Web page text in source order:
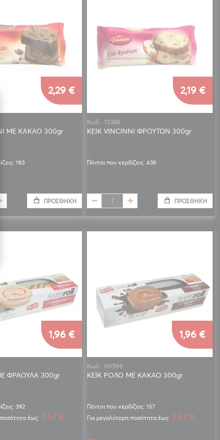
ΜΕ ΚΑΚΑΟ 300gr
183
2,29 €
ΠΡΟΣΘΉΚΗ
Κωδ.: 13388
ΚΕΙΚ VINCINNI ΦΡΟΥΤΩΝ 300gr
Πόντοι που κερδίζεις: 438
2,19 €
ΠΡΟΣΘΉΚΗ
ΦΡΑΟΥΛΑ 300gr
392
1,96 €
έως: 1,67 €
Κωδ.: 09596
ΚΕΪΚ ΡΟΛΟ ΜΕ ΚΑΚΑΟ 300gr
Πόντοι που κερδίζεις: 157
1,96 €
Για μεγαλύτερη ποσότητα έως: 1,67 €